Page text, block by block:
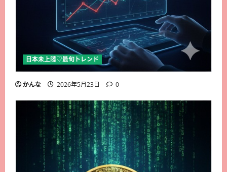
日本未上陸♡最旬トレンド
かんな 2026年5月23日 0